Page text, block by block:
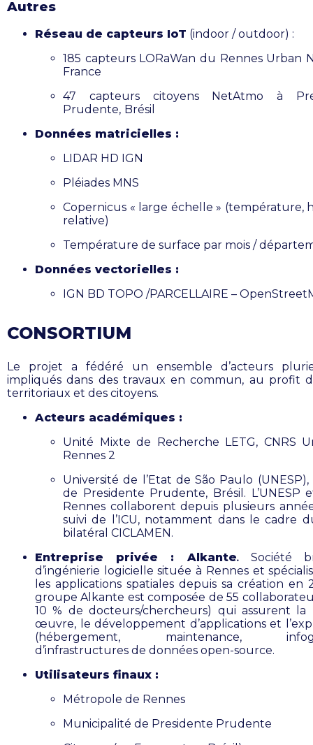
Autres
Réseau de capteurs IoT (indoor / outdoor) :
185 capteurs LORaWan du Rennes Urban
France
47 capteurs citoyens NetAtmo à
Prudente, Brésil
Données matricielles :
LIDAR HD IGN
Pléiades MNS
Copernicus « large échelle » (température,
relative)
Température de surface par mois /
Données vectorielles :
IGN BD TOPO /PARCELLAIRE –
CONSORTIUM
Le projet a fédéré un ensemble d’acteurs
impliqués dans des travaux en commun, au profit
territoriaux et des citoyens.
Acteurs académiques :
Unité Mixte de Recherche LETG, CNRS
Rennes 2
Université de l’Etat de São Paulo
de Presidente Prudente, Brésil. L’UNESP
Rennes collaborent depuis plusieurs
suivi de l’ICU, notamment dans le cadre
bilatéral CICLAMEN.
Entreprise privée : Alkante. Société
d’ingénierie logicielle située à Rennes et
les applications spatiales depuis sa création en
groupe Alkante est composée de 55
10 % de docteurs/chercheurs) qui assurent la
œuvre, le développement d’applications et
(hébergement, maintenance,
d’infrastructures de données open-source.
Utilisateurs finaux :
Métropole de Rennes
Municipalité de Presidente Prudente